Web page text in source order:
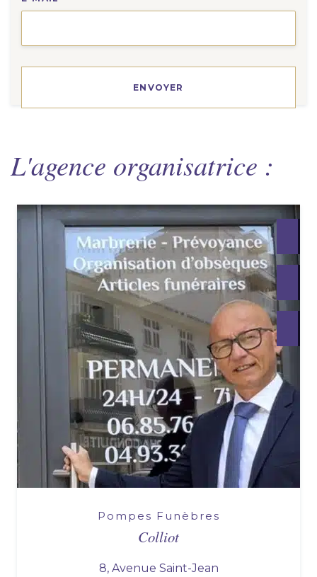
L'agence organisatrice :
Pompes Funèbres
Colliot
8, Avenue Saint-Jean